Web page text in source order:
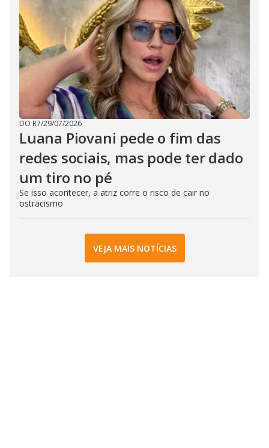
DO R7/29/07/2026
Luana Piovani pede o fim das
redes sociais, mas pode ter dado
um tiro no pé
Se isso acontecer, a atriz corre o risco de cair no
ostracismo
VEJA MAIS NOTÍCIAS